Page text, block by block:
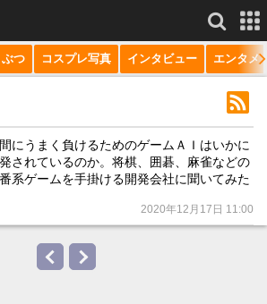
もっと見る
ぶつ コスプレ写真 インタビュー エンタメ
にうまく負けるためのゲームＡＩはいかに
されているのか。将棋、囲碁、麻雀などの
系ゲームを手掛ける開発会社に聞いてみた
2020年12月17日 11:00